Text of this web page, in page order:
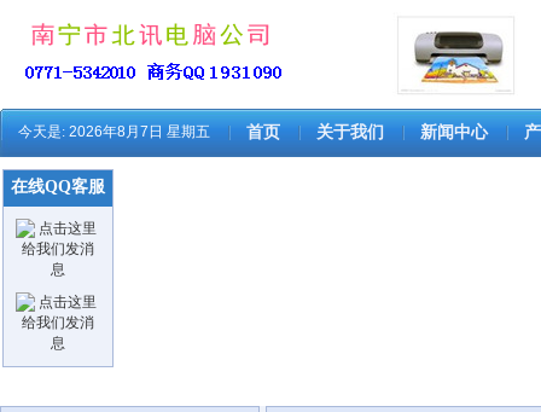
今天是: 2026年8月7日 星期五 首页 关于我们 新闻中心
在线QQ客服